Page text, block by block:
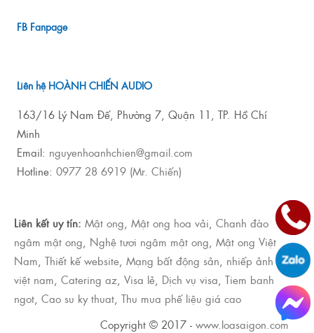
FB Fanpage
Liên hệ HOÀNH CHIẾN AUDIO
163/16 Lý Nam Đế, Phường 7, Quận 11, TP. Hồ Chí
Minh
Email: nguyenhoanhchien@gmail.com
Hotline: 0977 28 6919 (Mr. Chiến)
Liên kết uy tín: Mật ong, Mật ong hoa vải, Chanh đào
ngâm mật ong, Nghệ tươi ngâm mật ong, Mật ong Việt
Nam, Thiết kế website, Mạng bất động sản, nhiếp ảnh
việt nam, Catering az, Visa lẻ, Dịch vụ visa, Tiem banh
ngot, Cao su ky thuat, Thu mua phế liệu giá cao
Copyright © 2017 - www.loasaigon.com